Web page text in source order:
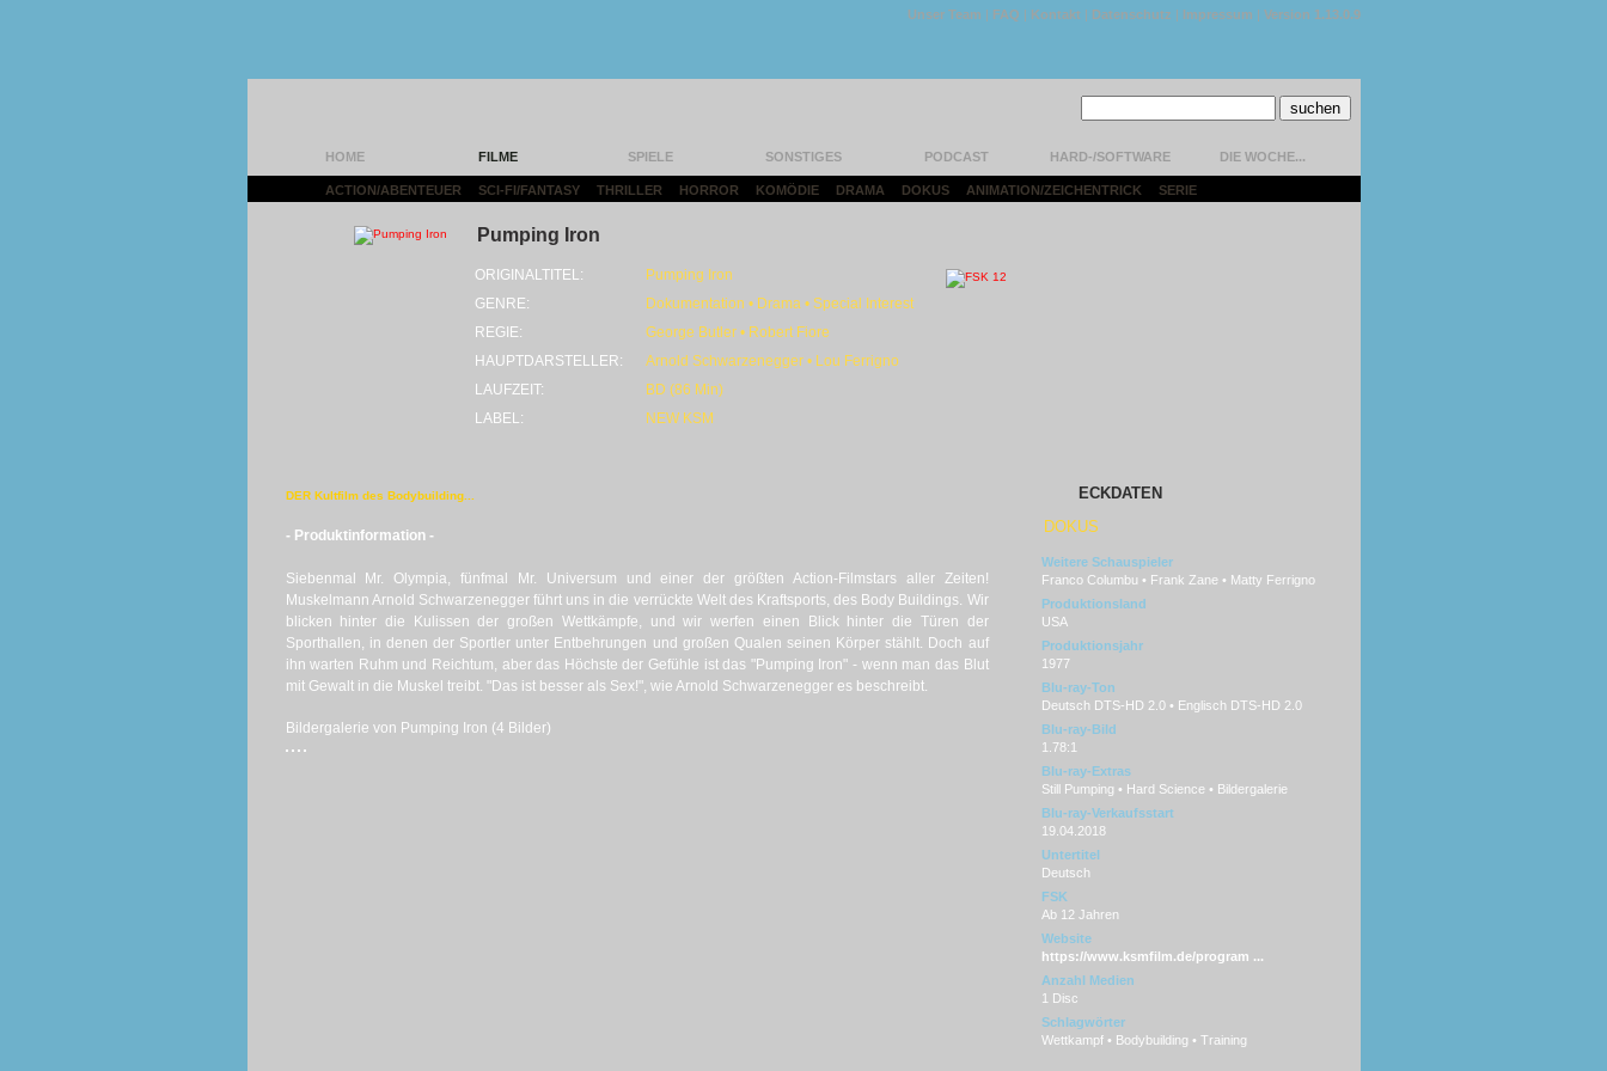
Unser Team | FAQ | Kontakt | Datenschutz | Impressum | Version 1.13.0.9
HOME FILME SPIELE SONSTIGES PODCAST HARD-/SOFTWARE DIE WOCHE...
ACTION/ABENTEUER SCI-FI/FANTASY THRILLER HORROR KOMÖDIE DRAMA DOKUS ANIMATION/ZEICHENTRICK SERIE
Pumping Iron
ORIGINALTITEL:
Pumping Iron
GENRE:
Dokumentation • Drama • Special Interest
REGIE:
George Butler • Robert Fiore
HAUPTDARSTELLER:
Arnold Schwarzenegger • Lou Ferrigno
LAUFZEIT:
BD (86 Min)
LABEL:
NEW KSM
DER Kultfilm des Bodybuilding...
- Produktinformation -
Siebenmal Mr. Olympia, fünfmal Mr. Universum und einer der größten Action-Filmstars aller Zeiten!
Muskelmann Arnold Schwarzenegger führt uns in die verrückte Welt des Kraftsports, des Body Buildings. Wir
blicken hinter die Kulissen der großen Wettkämpfe, und wir werfen einen Blick hinter die Türen der
Sporthallen, in denen der Sportler unter Entbehrungen und großen Qualen seinen Körper stählt. Doch auf
ihn warten Ruhm und Reichtum, aber das Höchste der Gefühle ist das "Pumping Iron" - wenn man das Blut
mit Gewalt in die Muskel treibt. "Das ist besser als Sex!", wie Arnold Schwarzenegger es beschreibt.
Bildergalerie von Pumping Iron (4 Bilder)
ECKDATEN
DOKUS
Weitere Schauspieler
Franco Columbu • Frank Zane • Matty Ferrigno
Produktionsland
USA
Produktionsjahr
1977
Blu-ray-Ton
Deutsch DTS-HD 2.0 • Englisch DTS-HD 2.0
Blu-ray-Bild
1.78:1
Blu-ray-Extras
Still Pumping • Hard Science • Bildergalerie
Blu-ray-Verkaufsstart
19.04.2018
Untertitel
Deutsch
FSK
Ab 12 Jahren
Website
https://www.ksmfilm.de/program ...
Anzahl Medien
1 Disc
Schlagwörter
Wettkampf • Bodybuilding • Training